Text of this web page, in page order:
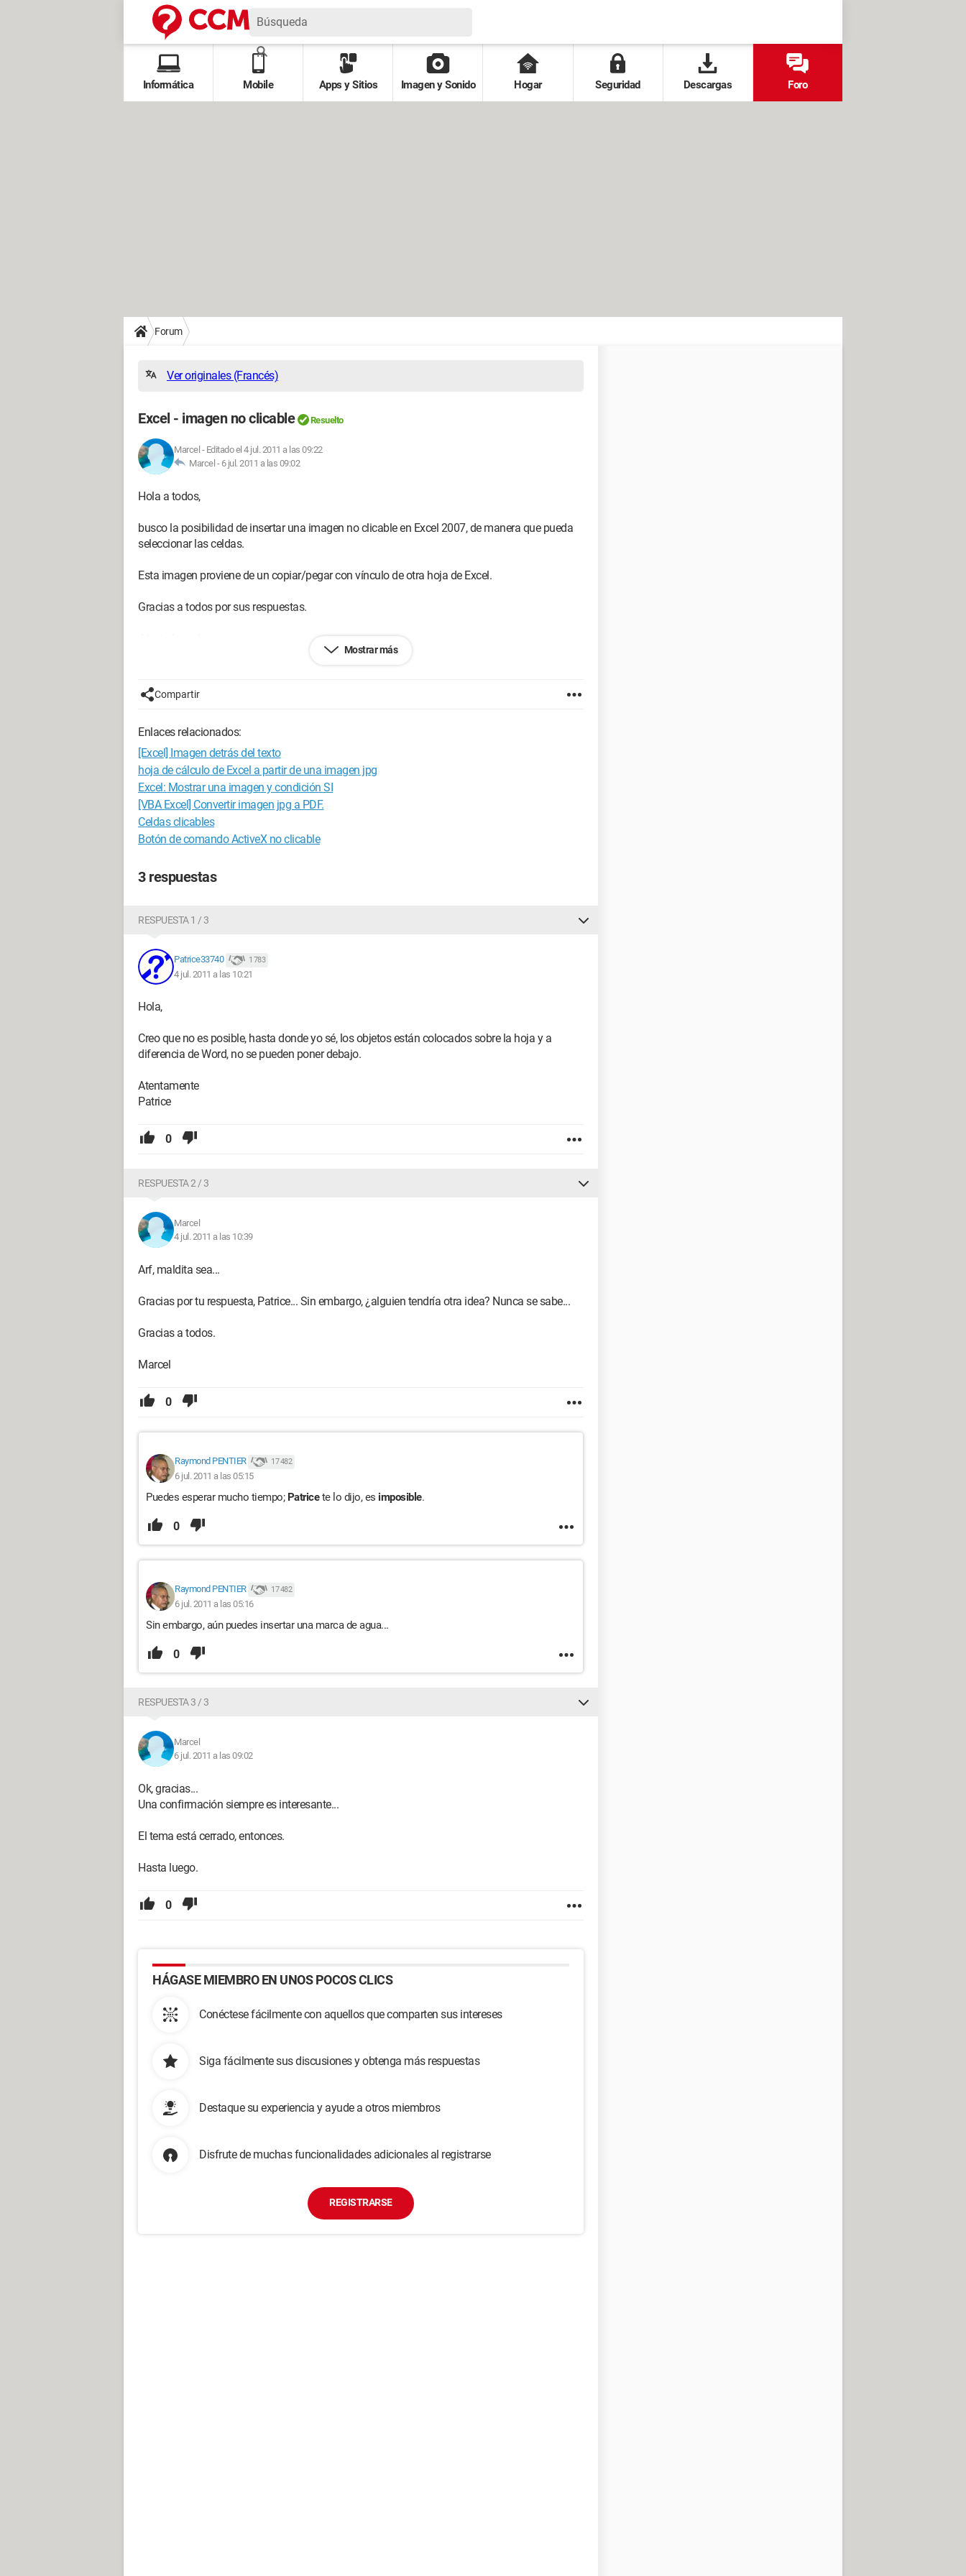
Informática Mobile Apps y Sitios Imagen y Sonido Hogar Seguridad Descargas Foro
Forum
Ver originales (Francés)
Excel - imagen no clicable Resuelto
Marcel - Editado el 4 jul. 2011 a las 09:22
Marcel - 6 jul. 2011 a las 09:02
Hola a todos,
busco la posibilidad de insertar una imagen no clicable en Excel 2007, de manera que pueda
seleccionar las celdas.
Esta imagen proviene de un copiar/pegar con vínculo de otra hoja de Excel.
Gracias a todos por sus respuestas.
Configuración:
Mostrar más
Compartir
Enlaces relacionados:
[Excel] Imagen detrás del texto
hoja de cálculo de Excel a partir de una imagen jpg
Excel: Mostrar una imagen y condición SI
[VBA Excel] Convertir imagen jpg a PDF.
Celdas clicables
Botón de comando ActiveX no clicable
3 respuestas
RESPUESTA 1 / 3
Patrice33740 1 783
4 jul. 2011 a las 10:21
Hola,
Creo que no es posible, hasta donde yo sé, los objetos están colocados sobre la hoja y a
diferencia de Word, no se pueden poner debajo.
Atentamente
Patrice
0
RESPUESTA 2 / 3
Marcel
4 jul. 2011 a las 10:39
Arf, maldita sea...
Gracias por tu respuesta, Patrice... Sin embargo, ¿alguien tendría otra idea? Nunca se sabe...
Gracias a todos.
Marcel
0
Raymond PENTIER 17 482
6 jul. 2011 a las 05:15
Puedes esperar mucho tiempo; Patricete lo dijo, es imposible.
0
Raymond PENTIER 17 482
6 jul. 2011 a las 05:16
Sin embargo, aún puedes insertar una marca de agua...
0
RESPUESTA 3 / 3
Marcel
6 jul. 2011 a las 09:02
Ok, gracias...
Una confirmación siempre es interesante...
El tema está cerrado, entonces.
Hasta luego.
0
HÁGASE MIEMBRO EN UNOS POCOS CLICS
Conéctese fácilmente con aquellos que comparten sus intereses
Siga fácilmente sus discusiones y obtenga más respuestas
Destaque su experiencia y ayude a otros miembros
Disfrute de muchas funcionalidades adicionales al registrarse
REGISTRARSE